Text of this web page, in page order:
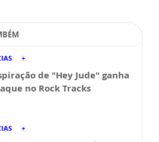
de "Hey Jude" ganha
no Rock Tracks